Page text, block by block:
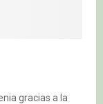
gracias a la